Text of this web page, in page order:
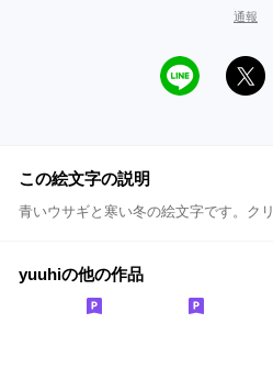
通報
この絵文字の説明
青いウサギと寒い冬の絵文字です。ク
yuuhiの他の作品